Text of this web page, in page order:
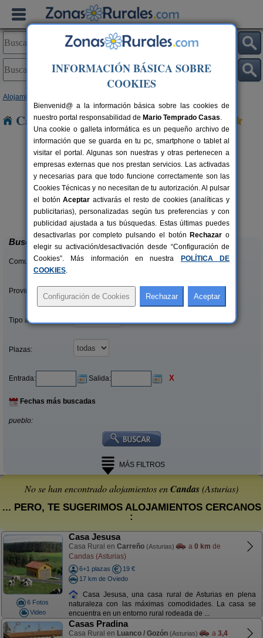
Alojamientos
Casas Rurales cerca de Candas
12-22+3 pers.
desde30 €
La Llosuca
San Pedro de Ambás (Asturias)
Buscar
Comunidades:
Provincias/Islas:
Tipo alquiler:
Plazas:
Entrada: Salida: X
Fechas más buscadas
pueblo:
MÁS FILTROS
No se han encontrado alojamientos enCandas(Asturias)
... PERO, TE SUGERIMOS ALOJAMIENTOS CERCANOS
:
6 Fotos
Video
Casa Jesusa
Casa Rural en Carreño (Asturias) a 0 km de
Candas (Asturias)
6+1 plazas
19 €
17 km de Oviedo
Casa Jesusa, una casa rural de Asturias en plena
naturaleza con las máximas comodidades. La casa se
encuentra en un entorno rural rodeada de ...
Casas Pradina
Casa Rural en Luanco / Gozón (Asturias) a 3,4
INFORMACIÓN BÁSICA SOBRE
COOKIES
Bienvenid@ a la información básica sobre las cookies de
nuestro portal responsabilidad de Mario Temprado Casas.
Una cookie o galleta informática es un pequeño archivo de
información que se guarda en tu pc, smartphone o tablet al
visitar el portal. Algunas son nuestras y otras pertenecen a
empresas externas que nos prestan servicios. Las activadas
y necesarias para que todo funcione correctamente son las
Cookies Técnicas y no necesitan de tu autorización. Al pulsar
el botónAceptar activarás el resto de cookies (analíticas y
publicitarias), personalizadas según tus preferencias y con
publicidad ajustada a tus búsquedas. Estas últimas puedes
desactivarlas por completo pulsando el botón Rechazar o
elegir su activación/desactivación desde “Configuración de
Cookies”. Más información en nuestra
POLÍTICA DE
COOKIES.